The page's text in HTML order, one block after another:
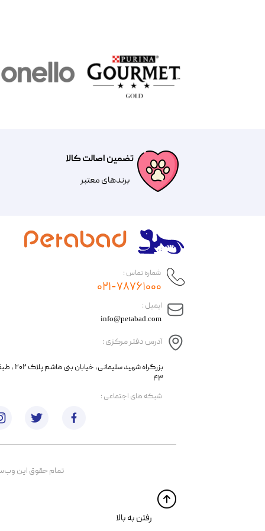
تضمین اصالت کالا
​​برندهای معتبر​​​​​​​
​ایمیل :
آدرس دفتر مرکزی :
info@petabad.com
​​بزرگراه شهید
۴۳
شماره تماس :
۰۲۱-۷۸۷۶۱۰۰۰
تمام حقوق اين
​​رفتن به بالا
​شبکه های اجتماعی :